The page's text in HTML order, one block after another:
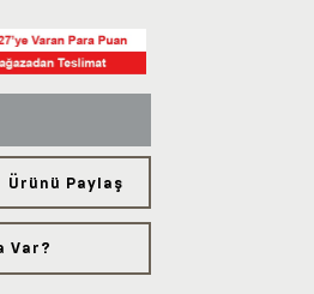
Ürünü Paylaş
Var?